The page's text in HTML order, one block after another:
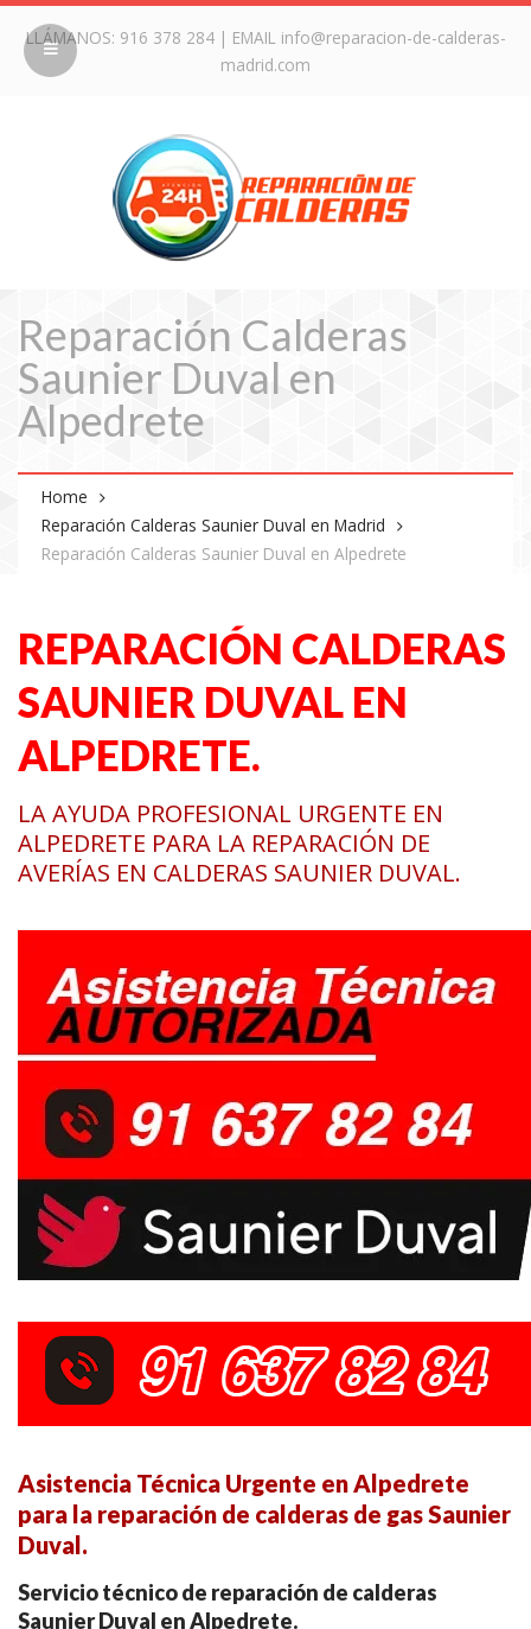
LLÁMANOS: 916 378 284| EMAIL info@reparacion-de-calderas-
madrid.com
Reparación Calderas
Saunier Duval en
Alpedrete
Home
Reparación Calderas Saunier Duval en Madrid
Reparación Calderas Saunier Duval en Alpedrete
REPARACIÓN CALDERAS
SAUNIER DUVAL EN
ALPEDRETE.
LA AYUDA PROFESIONAL URGENTE EN
ALPEDRETE PARA LA REPARACIÓN DE
AVERÍAS EN CALDERAS SAUNIER DUVAL.
Asistencia Técnica Urgente en Alpedrete
para la reparación de calderas de gas Saunier
Duval.
Servicio técnico de reparación de calderas
Saunier Duval en Alpedrete.